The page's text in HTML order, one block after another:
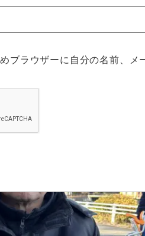
ブラウザーに自分の名前、メ